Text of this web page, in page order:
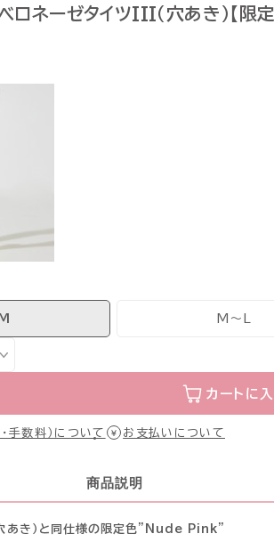
ロネーゼタイツIII（穴あき）【限
M〜L
カートに
手数料）について お支払いについて
商品説明
あき）と同仕様の限定色”Nude Pink”